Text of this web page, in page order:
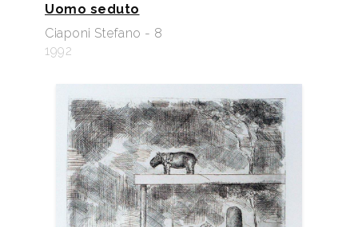
Uomo seduto
Ciaponi Stefano - 8
1992